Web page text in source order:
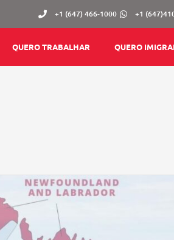
+1 (647) 466-1000 +1
QUERO TRABALHAR QUERO